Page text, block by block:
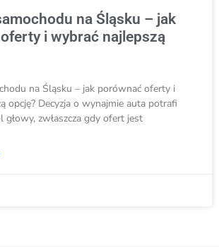
na Śląsku – jak
i wybrać najlepszą
na Śląsku – jak porównać oferty i
opcję? Decyzja o wynajmie auta potrafi
głowy, zwłaszcza gdy ofert jest